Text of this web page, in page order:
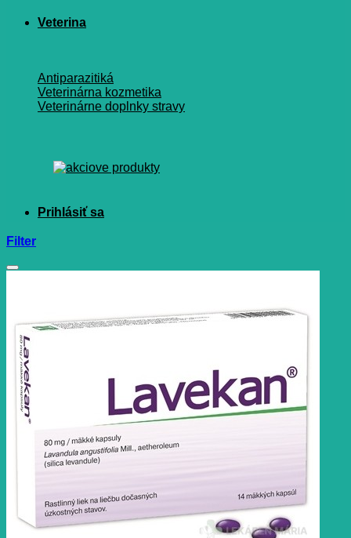
Veterina
Antiparazitiká
Veterinárna kozmetika
Veterinárne doplnky stravy
Filter